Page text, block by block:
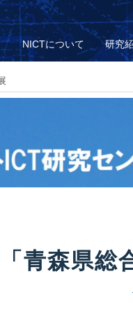
NICTについて 研究
「青森県総